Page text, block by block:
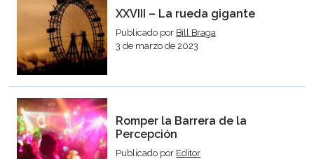
XXVIII – La rueda gigante
Publicado por Bill Braga
3 de marzo de 2023
Romper la Barrera de la
Percepción
Publicado por Editor